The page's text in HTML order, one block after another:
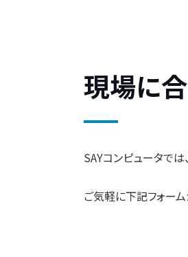
現場に
SAYコンピュータで
ご気軽に下記フォーム